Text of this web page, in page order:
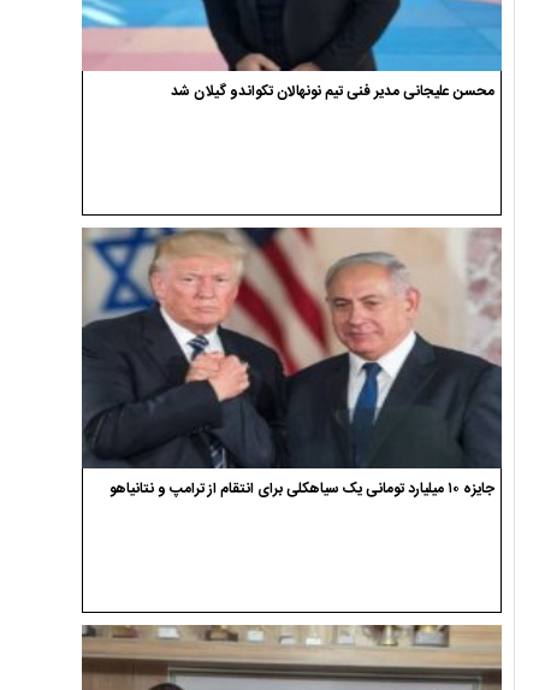
محسن علیجانی مدیر فنی تیم نونهالان تکواندو گیلان شد
جایزه ۱۰ میلیارد تومانی یک سیاهکلی برای انتقام از ترامپ و نتانیاهو